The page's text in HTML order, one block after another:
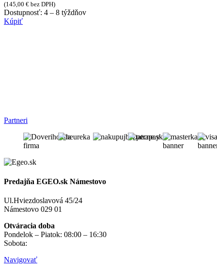
(145,00 € bez DPH)
Dostupnosť: 4 – 8 týždňov
Kúpiť
Partneri
Predajňa EGEO.sk Námestovo
Ul.Hviezdoslavová 45/24
Námestovo 029 01
Otváracia doba
Pondelok – Piatok: 08:00 – 16:30
Sobota:
Navigovať